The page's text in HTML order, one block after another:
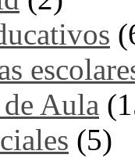
Aula
(5)